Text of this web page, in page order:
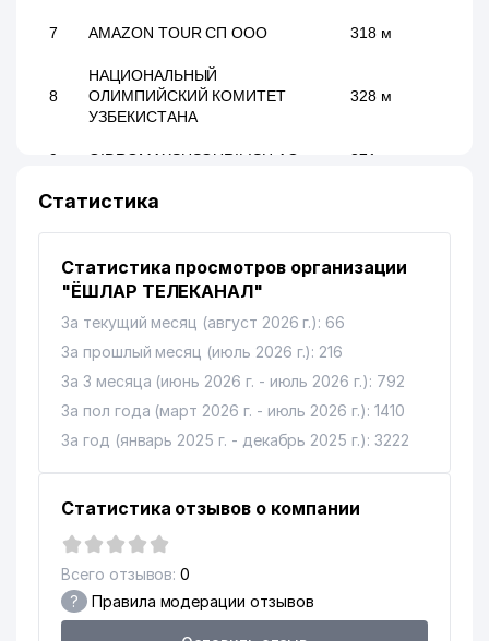
7 AMAZON TOUR СП ООО 318 м
8
НАЦИОНАЛЬНЫЙ
ОЛИМПИЙСКИЙ КОМИТЕТ
УЗБЕКИСТАНА
328 м
9 GIDROMAXSUSQURILISH АО 371 м
10 ANKA ООО ИИ
12
АКАДЕМИЧЕСКИЙ ЛИЦЕЙ
ИСЛАМСКОЙ АКАДЕМИИ
УЗБЕКИСТАНА
13 BURGAZSTROYSERVIS ООО 428 м
14
ХОКИМИЯТ
ШАЙХАНТАХУРСКОГО РАЙОНА
456 м
15
ООО
462 м
17
МИНИСТЕРСТВО
ЗДРАВООХРАНЕНИЯ
470 м
Статистика
Статистика просмотров организации
"ЁШЛАР ТЕЛЕКАНАЛ"
За текущий месяц (август 2026 г.): 66
За прошлый месяц (июль 2026 г.): 216
За 3 месяца (июнь 2026 г. - июль 2026 г.): 792
За пол года (март 2026 г. - июль 2026 г.): 1410
За год (январь 2025 г. - декабрь 2025 г.): 3222
Статистика отзывов о компании
Всего отзывов: 0
? Правила модерации отзывов